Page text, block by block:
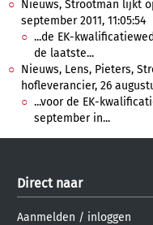
Nieuws, Strootman lijkt
september 2011, 11:05:54
...de EK-
de laatste...
Nieuws, Lens, Pieters,
hofleverancier, 26
...voor de EK-
september in...
Direct naar
Aanmelden / inloggen